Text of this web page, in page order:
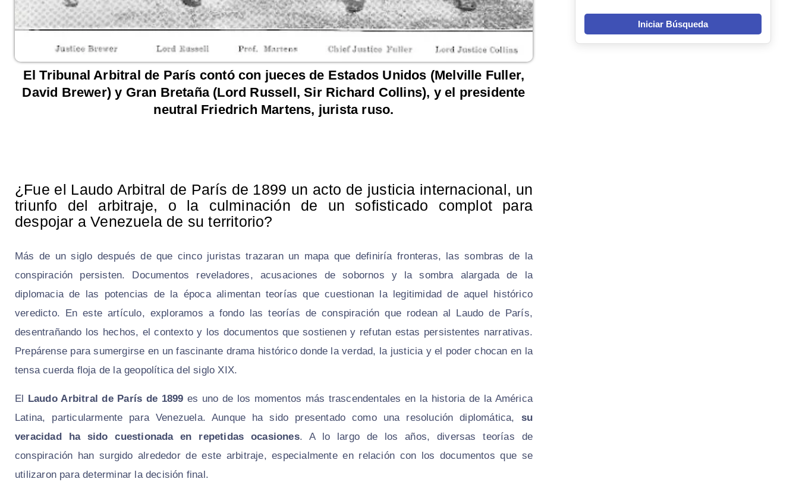
El Tribunal Arbitral de París contó con jueces de Estados Unidos (Melville Fuller,
David Brewer) y Gran Bretaña (Lord Russell, Sir Richard Collins), y el presidente
neutral Friedrich Martens, jurista ruso.
¿Fue el Laudo Arbitral de París de 1899 un acto de justicia internacional, un
triunfo del arbitraje, o la culminación de un sofisticado complot para
despojar a Venezuela de su territorio?
Más de un siglo después de que cinco juristas trazaran un mapa que definiría fronteras, las sombras de la
conspiración persisten. Documentos reveladores, acusaciones de sobornos y la sombra alargada de la
diplomacia de las potencias de la época alimentan teorías que cuestionan la legitimidad de aquel histórico
veredicto. En este artículo, exploramos a fondo las teorías de conspiración que rodean al Laudo de París,
desentrañando los hechos, el contexto y los documentos que sostienen y refutan estas persistentes narrativas.
Prepárense para sumergirse en un fascinante drama histórico donde la verdad, la justicia y el poder chocan en la
tensa cuerda floja de la geopolítica del siglo XIX.
El Laudo Arbitral de París de 1899 es uno de los momentos más trascendentales en la historia de la América
Latina, particularmente para Venezuela. Aunque ha sido presentado como una resolución diplomática, su
veracidad ha sido cuestionada en repetidas ocasiones. A lo largo de los años, diversas teorías de
conspiración han surgido alrededor de este arbitraje, especialmente en relación con los documentos que se
utilizaron para determinar la decisión final.
Iniciar Búsqueda